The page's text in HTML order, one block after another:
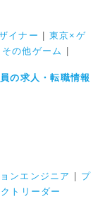
イナー
東京×ゲ
の他ゲーム
の求人・転職情報
ンエンジニア
プ
トリーダー